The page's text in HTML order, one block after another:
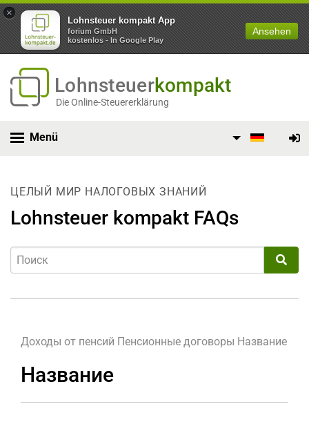
×
Lohnsteuer kompakt App
forium GmbH
kostenlos - In Google Play
Ansehen
Lohnsteuerkompakt
Die Online-Steuererklärung
Menü
ЦЕЛЫЙ МИР НАЛОГОВЫХ ЗНАНИЙ
Lohnsteuer kompakt FAQs
Доходы от пенсий Пенсионные договоры Название
Название